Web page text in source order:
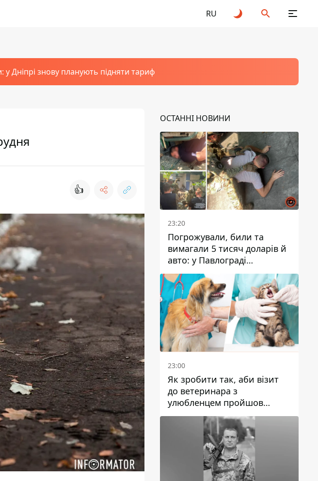
RU
Дніпрі знову планують підняти тариф
👍
ОСТАННІ НОВИНИ
23:20
Погрожували, били та
вимагали 5 тисяч доларів й
авто: у Павлограді
затримали двох чоловіків
23:00
Як зробити так, аби візит
до ветеринара з
улюбленцем пройшов
спокійно: прості поради